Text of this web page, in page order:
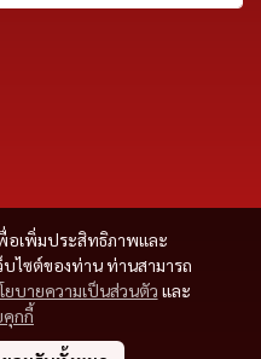
อเพิ่มประสิทธิภาพและ
ไซต์ของท่าน ท่านสามารถ
ยบายความเป็นส่วนตัว และ
คุกกี้